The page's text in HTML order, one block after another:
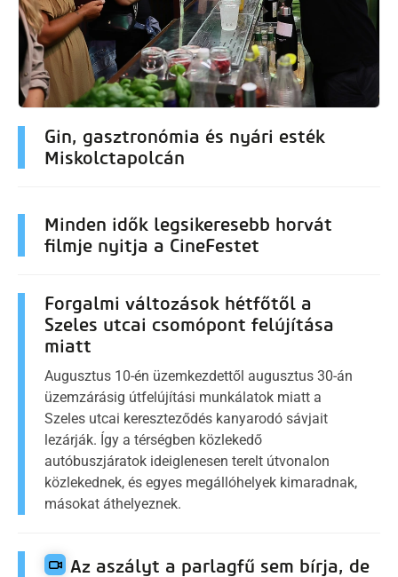
Gin, gasztronómia és nyári esték
Miskolctapolcán
Minden idők legsikeresebb horvát
filmje nyitja a CineFestet
Forgalmi változások hétfőtől a
Szeles utcai csomópont felújítása
miatt
Augusztus 10-én üzemkezdettől augusztus 30-án
üzemzárásig útfelújítási munkálatok miatt a
Szeles utcai kereszteződés kanyarodó sávjait
lezárják. Így a térségben közlekedő
autóbuszjáratok ideiglenesen terelt útvonalon
közlekednek, és egyes megállóhelyek kimaradnak,
másokat áthelyeznek.
Az aszályt a parlagfű sem bírja, de